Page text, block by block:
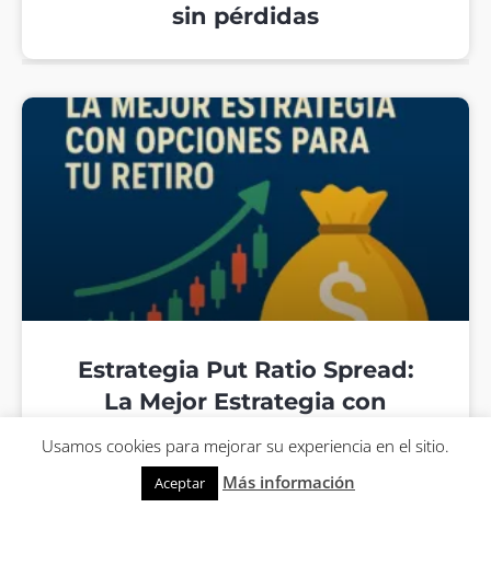
sin pérdidas
Estrategia Put Ratio Spread:
La Mejor Estrategia con
Opciones para tu Retiro
Usamos cookies para mejorar su experiencia en el sitio.
Aceptar Más información